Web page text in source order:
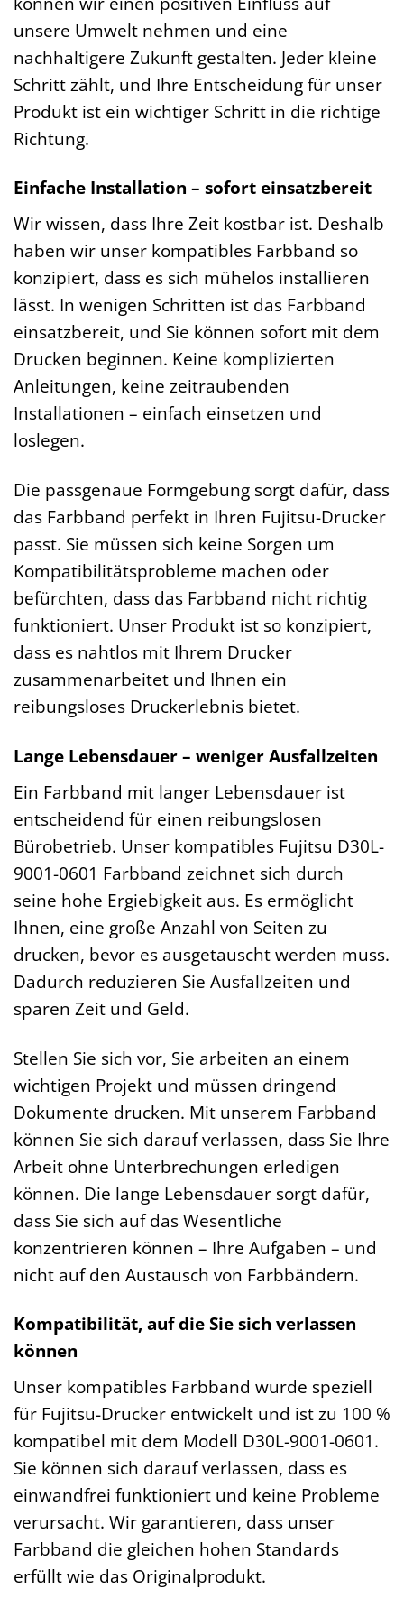
unsere Umwelt nehmen und eine
nachhaltigere Zukunft gestalten. Jeder kleine
Schritt zählt, und Ihre Entscheidung für unser
Produkt ist ein wichtiger Schritt in die richtige
Richtung.
Einfache Installation – sofort einsatzbereit
Wir wissen, dass Ihre Zeit kostbar ist. Deshalb
haben wir unser kompatibles Farbband so
konzipiert, dass es sich mühelos installieren
lässt. In wenigen Schritten ist das Farbband
einsatzbereit, und Sie können sofort mit dem
Drucken beginnen. Keine komplizierten
Anleitungen, keine zeitraubenden
Installationen – einfach einsetzen und
loslegen.
Die passgenaue Formgebung sorgt dafür, dass
das Farbband perfekt in Ihren Fujitsu-Drucker
passt. Sie müssen sich keine Sorgen um
Kompatibilitätsprobleme machen oder
befürchten, dass das Farbband nicht richtig
funktioniert. Unser Produkt ist so konzipiert,
dass es nahtlos mit Ihrem Drucker
zusammenarbeitet und Ihnen ein
reibungsloses Druckerlebnis bietet.
Lange Lebensdauer – weniger Ausfallzeiten
Ein Farbband mit langer Lebensdauer ist
entscheidend für einen reibungslosen
Bürobetrieb. Unser kompatibles Fujitsu D30L-
9001-0601 Farbband zeichnet sich durch
seine hohe Ergiebigkeit aus. Es ermöglicht
Ihnen, eine große Anzahl von Seiten zu
drucken, bevor es ausgetauscht werden muss.
Dadurch reduzieren Sie Ausfallzeiten und
sparen Zeit und Geld.
Stellen Sie sich vor, Sie arbeiten an einem
wichtigen Projekt und müssen dringend
Dokumente drucken. Mit unserem Farbband
können Sie sich darauf verlassen, dass Sie Ihre
Arbeit ohne Unterbrechungen erledigen
können. Die lange Lebensdauer sorgt dafür,
dass Sie sich auf das Wesentliche
konzentrieren können – Ihre Aufgaben – und
nicht auf den Austausch von Farbbändern.
Kompatibilität, auf die Sie sich verlassen
können
Unser kompatibles Farbband wurde speziell
für Fujitsu-Drucker entwickelt und ist zu 100 %
kompatibel mit dem Modell D30L-9001-0601.
Sie können sich darauf verlassen, dass es
einwandfrei funktioniert und keine Probleme
verursacht. Wir garantieren, dass unser
Farbband die gleichen hohen Standards
erfüllt wie das Originalprodukt.